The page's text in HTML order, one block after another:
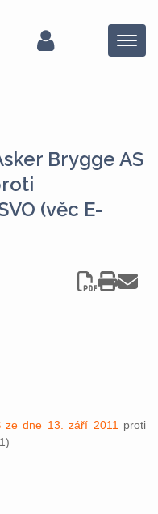
Menu
Brygge AS
(věc E-
ze dne 13. září 2011
proti